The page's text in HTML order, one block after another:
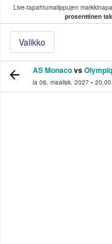
Live-tapahtumalippujen
prosenttinen
Valikko
fanit ostavat ja
AS Monacovs
la 06. maalisk. 2027 • 20.00